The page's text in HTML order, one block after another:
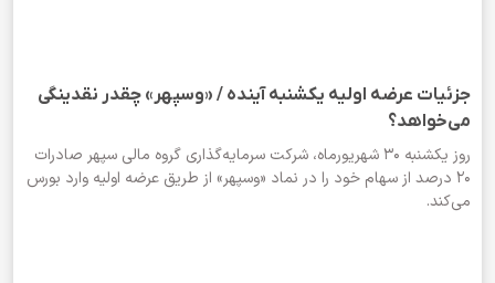
جزئیات عرضه اولیه یکشنبه آینده / «وسپهر» چقدر نقدینگی
می‌خواهد؟
روز یکشنبه ۳۰ شهریورماه، شرکت سرمایه‌گذاری گروه مالی سپهر صادرات
۲۰ درصد از سهام خود را در نماد «وسپهر» از طریق عرضه اولیه وارد بورس
می‌کند.